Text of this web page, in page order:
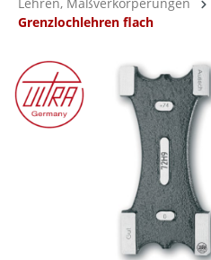
Grenzlochlehren flach
Bildergalerie überspringen